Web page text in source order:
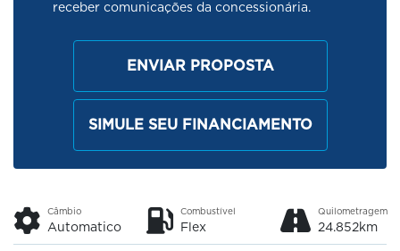
receber comunicações da concessionária.
ENVIAR PROPOSTA
SIMULE SEU FINANCIAMENTO
Câmbio
Automatico
Combustível
Flex
Quilometragem
24.852km